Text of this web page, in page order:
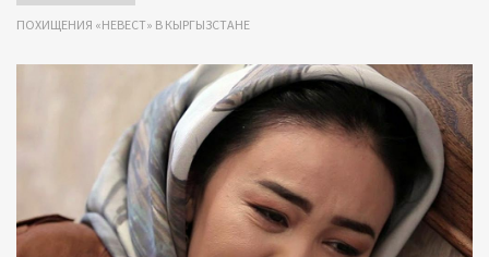
ПОХИЩЕНИЯ «НЕВЕСТ» В КЫРГЫЗСТАНЕ